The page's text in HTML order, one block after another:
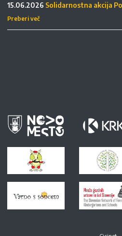
15.06.2026 Solidarnostna akcija
Preberi več